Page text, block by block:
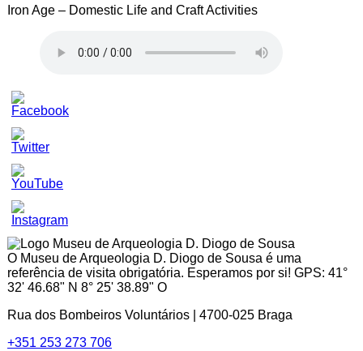
Iron Age – Domestic Life and Craft Activities
Set
Youtube
Channel
ID
O Museu de Arqueologia D. Diogo de Sousa é uma
referência de visita obrigatória. Esperamos por si! GPS: 41°
32' 46.68" N 8° 25' 38.89" O
Rua dos Bombeiros Voluntários | 4700-025 Braga
+351 253 273 706